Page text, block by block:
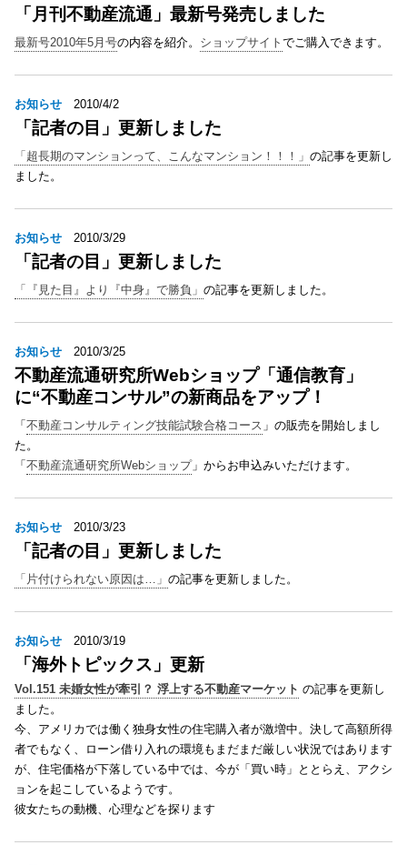
「月刊不動産流通」最新号発売しました
最新号2010年5月号の内容を紹介。 ショップサイト でご購入できます。
お知らせ 2010/4/2
「記者の目」更新しました
「超長期のマンションって、こんなマンション！！！」 の記事を更新し
ました。
お知らせ 2010/3/29
「記者の目」更新しました
「『見た目』より『中身』で勝負」 の記事を更新しました。
お知らせ 2010/3/25
不動産流通研究所Webショップ「通信教育」
に“不動産コンサル”の新商品をアップ！
「 不動産コンサルティング技能試験合格コース 」の販売を開始しまし
た。
「 不動産流通研究所Webショップ」からお申込みいただけます。
お知らせ 2010/3/23
「記者の目」更新しました
「片付けられない原因は…」 の記事を更新しました。
お知らせ 2010/3/19
「海外トピックス」更新
Vol.151 未婚女性が牽引？ 浮上する不動産マーケット の記事を更新し
ました。
今、アメリカでは働く独身女性の住宅購入者が激増中。決して高額所得
者でもなく、ローン借り入れの環境もまだまだ厳しい状況ではあります
が、住宅価格が下落している中では、今が「買い時」ととらえ、アクシ
ョンを起こしているようです。
彼女たちの動機、心理などを探ります